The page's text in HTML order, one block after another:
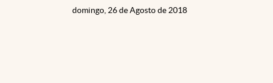
domingo, 26 de Agosto de 2018